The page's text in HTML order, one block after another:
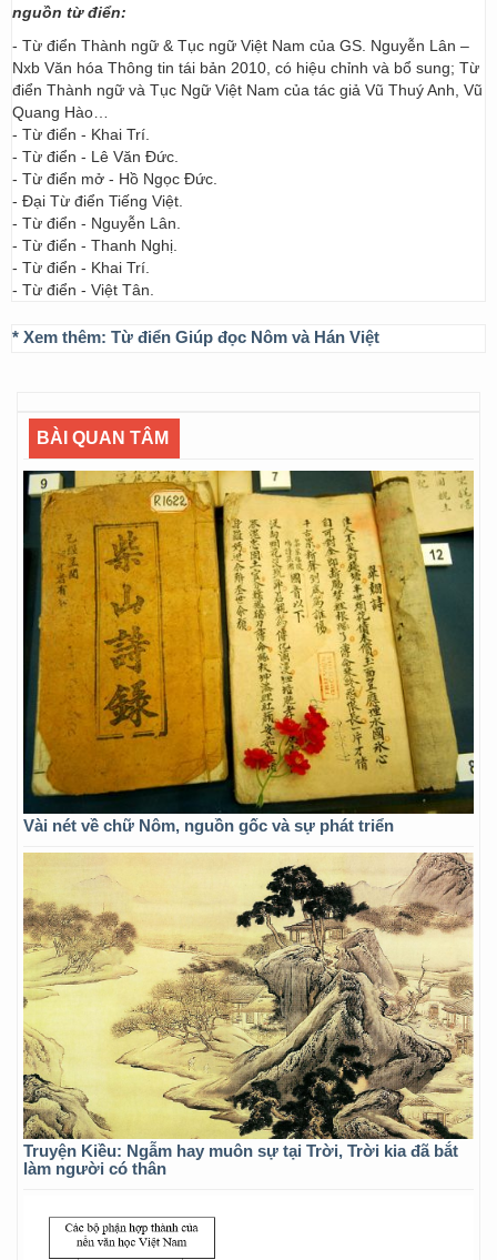
nguồn từ điển:
- Từ điển Thành ngữ & Tục ngữ Việt Nam của GS. Nguyễn Lân –
Nxb Văn hóa Thông tin tái bản 2010, có hiệu chỉnh và bổ sung; Từ
điển Thành ngữ và Tục Ngữ Việt Nam của tác giả Vũ Thuý Anh, Vũ
Quang Hào…
- Từ điển - Khai Trí.
- Từ điển - Lê Văn Đức.
- Từ điển mở - Hồ Ngọc Đức.
- Đại Từ điển Tiếng Việt.
- Từ điển - Nguyễn Lân.
- Từ điển - Thanh Nghị.
- Từ điển - Khai Trí.
- Từ điển - Việt Tân.
* Xem thêm: Từ điển Giúp đọc Nôm và Hán Việt
BÀI QUAN TÂM
Vài nét về chữ Nôm, nguồn gốc và sự phát triển
Truyện Kiều: Ngẫm hay muôn sự tại Trời, Trời kia đã bắt
làm người có thân